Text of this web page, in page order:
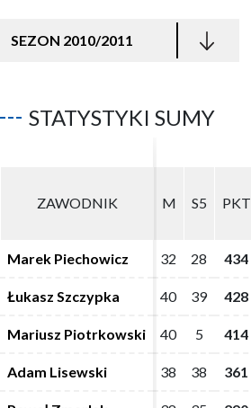
SEZON 2010/2011
STATYSTYKI SUMY
ZAWODNIK M S5 PKT
Marek Piechowicz 32 28 434
Łukasz Szczypka 40 39 428
Mariusz Piotrkowski 40 5 414
Adam Lisewski 38 38 361
ZAWODNIK M S5 PKT
Marek Piechowicz 32 28 434
Łukasz Szczypka 40 39 428
Mariusz Piotrkowski 40 5 414
Adam Lisewski 38 38 361